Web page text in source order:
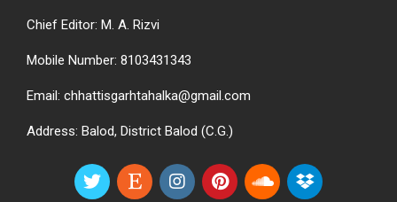
Chief Editor: M. A. Rizvi
Mobile Number: 8103431343
Email: chhattisgarhtahalka@gmail.com
Address: Balod, District Balod (C.G.)